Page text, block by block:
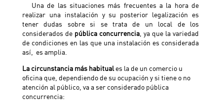
Una de las situaciones más frecuentes a la hora de
realizar una instalación y su posterior legalización es
tener dudas sobre si se trata de un local de los
considerados de pública concurrencia, ya que la variedad
de condiciones en las que una instalación es considerada
así, es amplia.
La circunstancia más habituales la de un comercio u
oficina que, dependiendo de su ocupación y si tiene o no
atención al público, va a ser considerado pública
concurrencia: